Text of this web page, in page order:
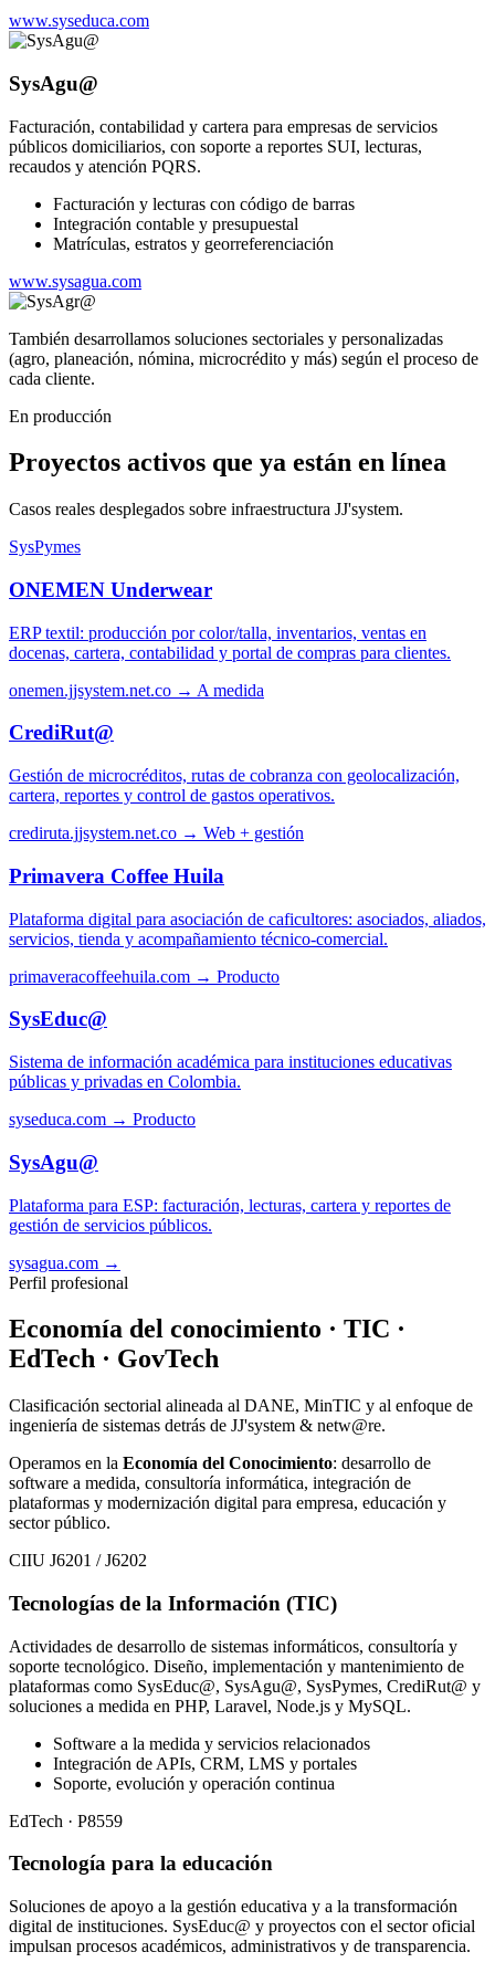
www.syseduca.com
SysAgu@
Facturación, contabilidad y cartera para empresas de servicios
públicos domiciliarios, con soporte a reportes SUI, lecturas,
recaudos y atención PQRS.
Facturación y lecturas con código de barras
Integración contable y presupuestal
Matrículas, estratos y georreferenciación
www.sysagua.com
También desarrollamos soluciones sectoriales y personalizadas
(agro, planeación, nómina, microcrédito y más) según el proceso de
cada cliente.
En producción
Proyectos activos que ya están en línea
Casos reales desplegados sobre infraestructura JJ'system.
SysPymes
ONEMEN Underwear
ERP textil: producción por color/talla, inventarios, ventas en
docenas, cartera, contabilidad y portal de compras para clientes.
onemen.jjsystem.net.co → A medida
CrediRut@
Gestión de microcréditos, rutas de cobranza con geolocalización,
cartera, reportes y control de gastos operativos.
crediruta.jjsystem.net.co → Web + gestión
Primavera Coffee Huila
Plataforma digital para asociación de caficultores: asociados, aliados,
servicios, tienda y acompañamiento técnico-comercial.
primaveracoffeehuila.com → Producto
SysEduc@
Sistema de información académica para instituciones educativas
públicas y privadas en Colombia.
syseduca.com → Producto
SysAgu@
Plataforma para ESP: facturación, lecturas, cartera y reportes de
gestión de servicios públicos.
sysagua.com →
Perfil profesional
Economía del conocimiento · TIC ·
EdTech · GovTech
Clasificación sectorial alineada al DANE, MinTIC y al enfoque de
ingeniería de sistemas detrás de JJ'system & netw@re.
Operamos en la Economía del Conocimiento: desarrollo de
software a medida, consultoría informática, integración de
plataformas y modernización digital para empresa, educación y
sector público.
CIIU J6201 / J6202
Tecnologías de la Información (TIC)
Actividades de desarrollo de sistemas informáticos, consultoría y
soporte tecnológico. Diseño, implementación y mantenimiento de
plataformas como SysEduc@, SysAgu@, SysPymes, CrediRut@ y
soluciones a medida en PHP, Laravel, Node.js y MySQL.
Software a la medida y servicios relacionados
Integración de APIs, CRM, LMS y portales
Soporte, evolución y operación continua
EdTech · P8559
Tecnología para la educación
Soluciones de apoyo a la gestión educativa y a la transformación
digital de instituciones. SysEduc@ y proyectos con el sector oficial
impulsan procesos académicos, administrativos y de transparencia.